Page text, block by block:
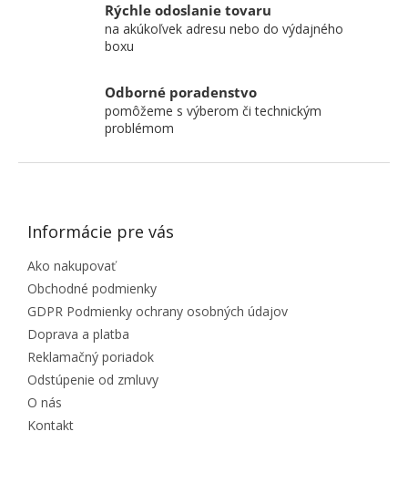
Rýchle odoslanie tovaru
na akúkoľvek adresu nebo do výdajného
boxu
Odborné poradenstvo
pomôžeme s výberom či technickým
problémom
ZÁPÄTIE
Informácie pre vás
Ako nakupovať
Obchodné podmienky
GDPR Podmienky ochrany osobných údajov
Doprava a platba
Reklamačný poriadok
Odstúpenie od zmluvy
O nás
Kontakt